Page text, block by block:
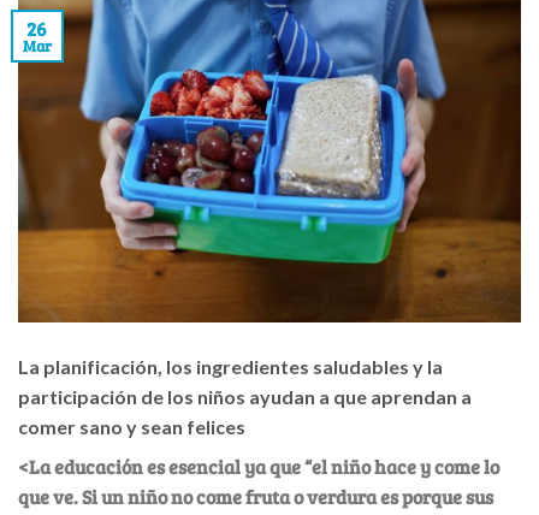
26
Mar
La planificación, los ingredientes saludables y la
participación de los niños ayudan a que aprendan a
comer sano y sean felices
<La educación es esencial ya que “el niño hace y come lo
que ve. Si un niño no come fruta o verdura es porque sus